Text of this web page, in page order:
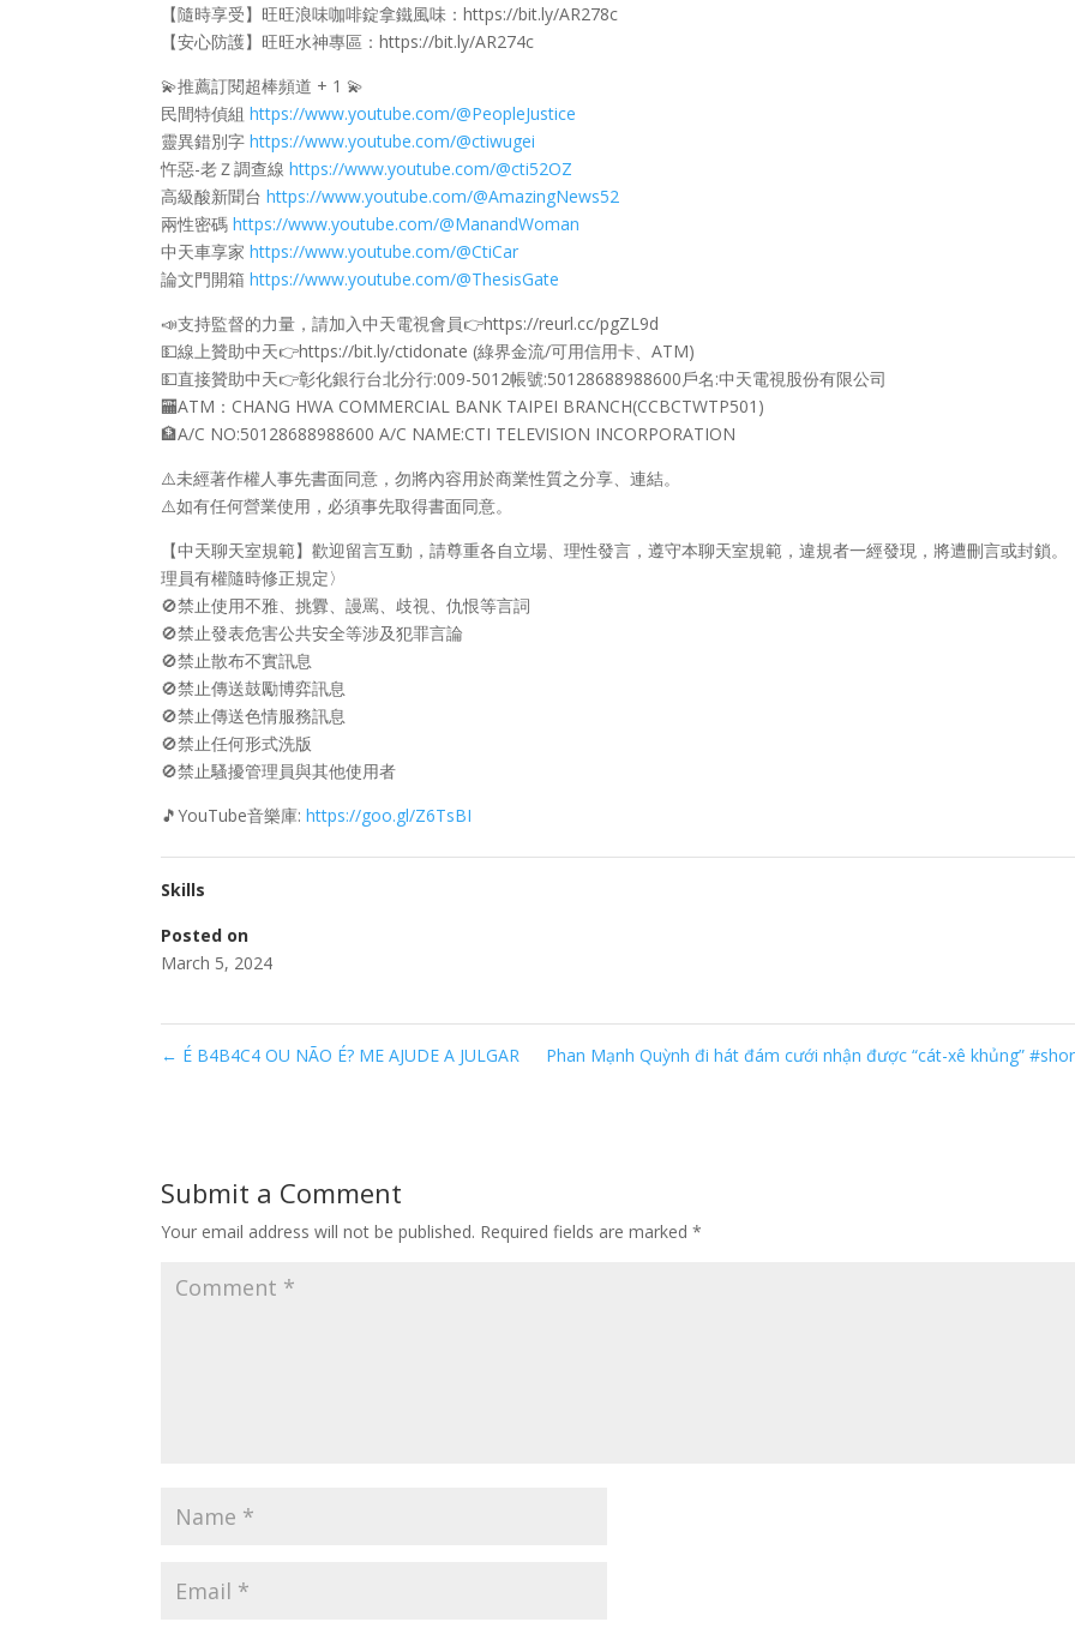
【隨時享受】旺旺浪味咖啡錠拿鐵風味：https://bit.ly/AR278c
【安心防護】旺旺水神專區：https://bit.ly/AR274c
💫推薦訂閱超棒頻道 + 1 💫
民間特偵組https://www.youtube.com/@PeopleJustice
靈異錯別字https://www.youtube.com/@ctiwugei
忤惡-老Ｚ調查線https://www.youtube.com/@cti52OZ
高級酸新聞台https://www.youtube.com/@AmazingNews52
兩性密碼https://www.youtube.com/@ManandWoman
中天車享家https://www.youtube.com/@CtiCar
論文門開箱https://www.youtube.com/@ThesisGate
📣支持監督的力量，請加入中天電視會員👉https://reurl.cc/pgZL9d
💵線上贊助中天👉https://bit.ly/ctidonate (綠界金流/可用信用卡、ATM)
💵直接贊助中天👉彰化銀行台北分行:009-5012帳號:50128688988600戶名:中天電視股份有限公司
🏧ATM：CHANG HWA COMMERCIAL BANK TAIPEI BRANCH(CCBCTWTP501)
🏦A/C NO:50128688988600 A/C NAME:CTI TELEVISION INCORPORATION
⚠️未經著作權人事先書面同意，勿將內容用於商業性質之分享、連結。
⚠️如有任何營業使用，必須事先取得書面同意。
【中天聊天室規範】歡迎留言互動，請尊重各自立場、理性發言，遵守本聊天室規範，違規者一經發現，將遭刪言或封鎖。
理員有權隨時修正規定〉
🚫禁止使用不雅、挑釁、謾罵、歧視、仇恨等言詞
🚫禁止發表危害公共安全等涉及犯罪言論
🚫禁止散布不實訊息
🚫禁止傳送鼓勵博弈訊息
🚫禁止傳送色情服務訊息
🚫禁止任何形式洗版
🚫禁止騷擾管理員與其他使用者
🎵YouTube音樂庫:https://goo.gl/Z6TsBI
Skills
Posted on
March 5, 2024
← É B4B4C4 OU NÃO É? ME AJUDE A JULGAR Phan Mạnh Quỳnh đi hát đám cưới nhận được “cát-xê khủng”
Submit a Comment
Your email address will not be published. Required fields are marked*